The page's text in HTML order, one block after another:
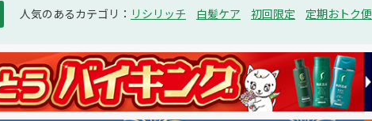
人気のあるカテゴリ： リシリッチ 白髪ケア 初回限定 定期おトク便